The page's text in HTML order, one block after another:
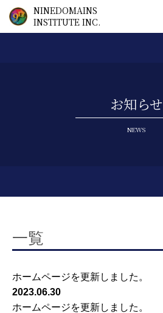
NINEDOMAINS
INSTITUTE INC.
お知らせ
NEWS
一覧
ホームページを更新しました。
2023.06.30
ホームページを更新しました。